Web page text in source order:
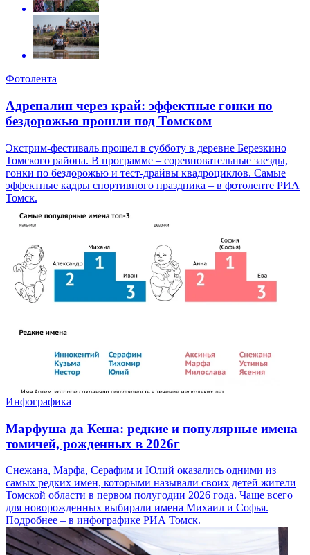
Фотолента
Адреналин через край: эффектные гонки по
бездорожью прошли под Томском
Экстрим-фестиваль прошел в субботу в деревне Березкино
Томского района. В программе – соревновательные заезды,
гонки по бездорожью и тест-драйвы квадроциклов. Самые
эффектные кадры спортивного праздника – в фотоленте РИА
Томск.
Инфографика
Марфуша да Кеша: редкие и популярные имена
томичей, рожденных в 2026г
Снежана, Марфа, Серафим и Юлий оказались одними из
самых редких имен, которыми называли своих детей жители
Томской области в первом полугодии 2026 года. Чаще всего
для новорожденных выбирали имена Михаил и Софья.
Подробнее – в инфографике РИА Томск.